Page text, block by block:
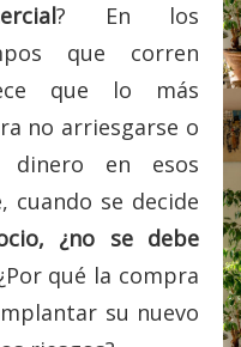
? En los
que corren
que lo más
no arriesgarse o
en esos
cuando se decide
¿no se debe
qué la compra
su nuevo